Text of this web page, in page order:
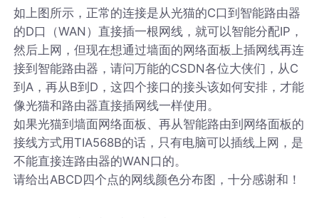
如上图所示，正常的连接是从光猫的C口到智能路由器
的D口（WAN）直接插一根网线，就可以智能分配IP，
然后上网，但现在想通过墙面的网络面板上插网线再连
接到智能路由器，请问万能的CSDN各位大侠们，从C
到A，再从B到D，这四个接口的接头该如何安排，才能
像光猫和路由器直接插网线一样使用。
如果光猫到墙面网络面板、再从智能路由到网络面板的
接线方式用TIA568B的话，只有电脑可以插线上网，是
不能直接连路由器的WAN口的。
请给出ABCD四个点的网线颜色分布图，十分感谢和！